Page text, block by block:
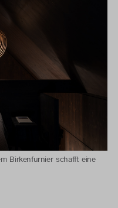
Birkenfurnier schafft eine